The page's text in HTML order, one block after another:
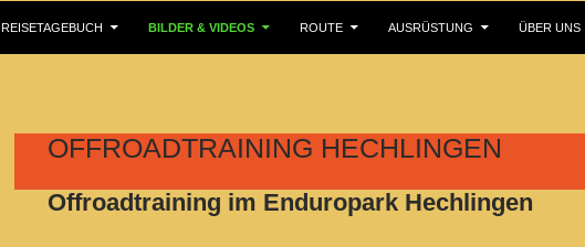
REISETAGEBUCH BILDER & VIDEOS ROUTE AUSRÜSTUNG ÜBER UNS
OFFROADTRAINING HECHLINGEN
Offroadtraining im Enduropark Hechlingen